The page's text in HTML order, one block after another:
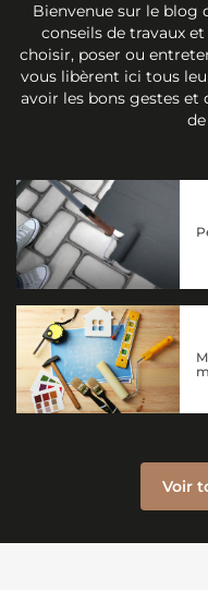
Bienvenue sur le blog
conseils de travaux
choisir, poser ou
vous libèrent ici tous
avoir les bons gestes et
Voir